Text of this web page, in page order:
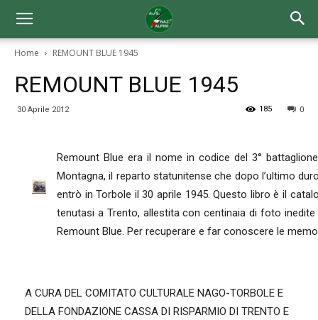
Home REMOUNT BLUE 1945
REMOUNT BLUE 1945
30 Aprile 2012 0
185
Remount Blue era il nome in codice del 3°
Montagna, il reparto statunitense che dopo l’ultimo
entrò in Torbole il 30 aprile 1945. Questo libro è il
tenutasi a Trento, allestita con centinaia di foto
Remount Blue. Per recuperare e far conoscere le
A CURA DEL COMITATO CULTURALE NAGO-TORBOLE E
DELLA FONDAZIONE CASSA DI RISPARMIO DI TRENTO E